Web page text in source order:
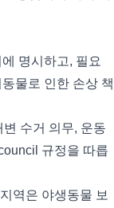
명시하고, 필요
물로 인한 손상 책
수거 의무, 운동
규정을 따릅
역은 야생동물 보